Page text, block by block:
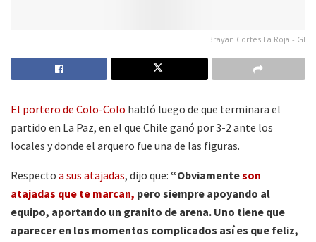
Brayan Cortés La Roja - GI
El portero de Colo-Colo habló luego de que terminara el
partido en La Paz, en el que Chile ganó por 3-2 ante los
locales y donde el arquero fue una de las figuras.
Respecto a sus atajadas, dijo que: “Obviamenteson
atajadas que te marcan, pero siempre apoyando al
equipo, aportando un granito de arena. Uno tiene que
aparecer en los momentos complicados así es que feliz,